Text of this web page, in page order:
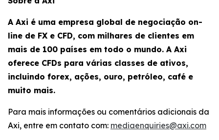
A Axi é uma empresa global de negociação on-
line de FX e CFD, com milhares de clientes em
mais de 100 países em todo o mundo. A Axi
oferece CFDs para várias classes de ativos,
incluindo forex, ações, ouro, petróleo, café e
muito mais.
Para mais informações ou comentários adicionais da
Axi, entre em contato com: mediaenquiries@axi.com